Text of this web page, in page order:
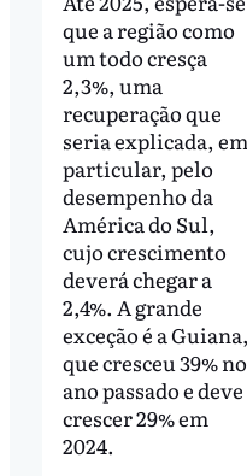
que a região como
um todo cresça
2,3%, uma
recuperação que
seria explicada, em
particular, pelo
desempenho da
América do Sul,
cujo crescimento
deverá chegar a
2,4%. A grande
exceção é a Guiana,
que cresceu 39% no
ano passado e deve
crescer 29% em
2024.